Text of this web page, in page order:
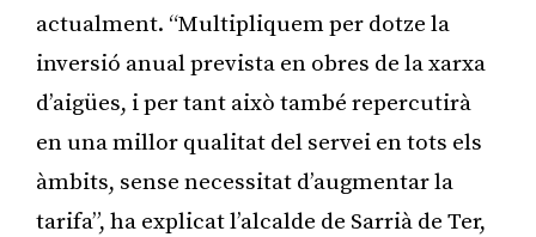
actualment. “Multipliquem per dotze la
inversió anual prevista en obres de la xarxa
d’aigües, i per tant això també repercutirà
en una millor qualitat del servei en tots els
àmbits, sense necessitat d’augmentar la
tarifa”, ha explicat l’alcalde de Sarrià de Ter,